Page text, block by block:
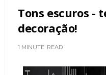
Tons escuros -
decoração!
1 MINUTE READ